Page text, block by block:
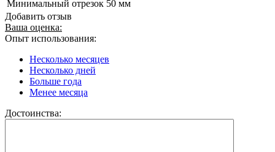
Минимальный отрезок 50 мм
Добавить отзыв
Ваша оценка:
Опыт использования:
Несколько месяцев
Несколько дней
Больше года
Менее месяца
Достоинства: